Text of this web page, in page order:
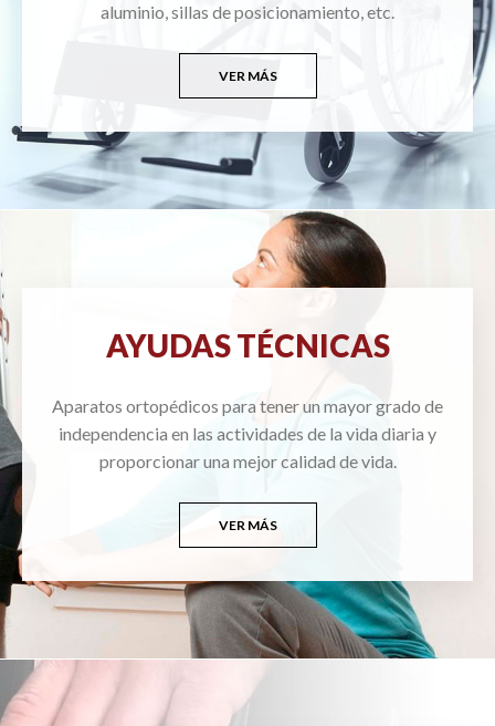
aluminio, sillas de posicionamiento, etc.
VER MÁS
AYUDAS TÉCNICAS
Aparatos ortopédicos para tener un mayor grado de
independencia en las actividades de la vida diaria y
proporcionar una mejor calidad de vida.
VER MÁS